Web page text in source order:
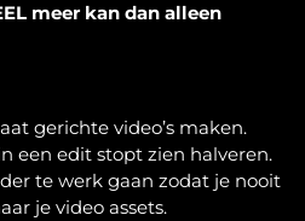
meer kan dan alleen
gerichte video’s maken.
een edit stopt zien halveren.
te werk gaan zodat je nooit
je video assets.